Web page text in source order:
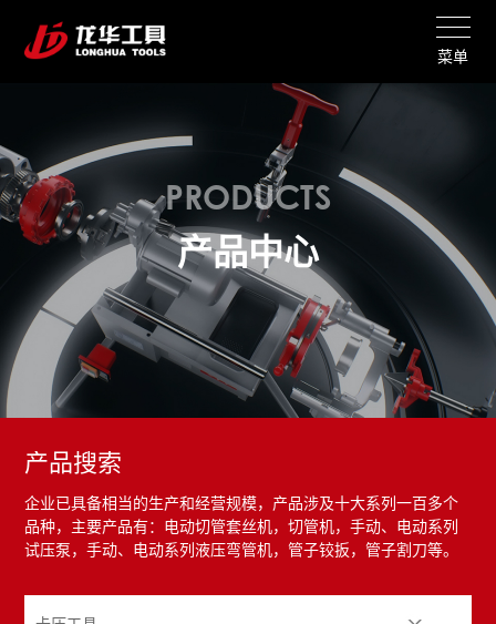
菜单
PRODUCTS
产品中心
产品搜索
企业已具备相当的生产和经营规模，产品涉及十大系列一百多个
品种，主要产品有：电动切管套丝机，切管机，手动、电动系列
试压泵，手动、电动系列液压弯管机，管子铰扳，管子割刀等。